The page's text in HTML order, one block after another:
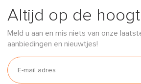
Altijd op de
Meld u aan en mis niets van onze
aanbiedingen en nieuwtjes!